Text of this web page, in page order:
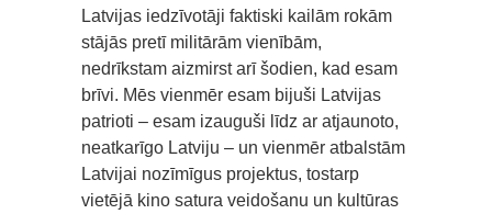
Latvijas iedzīvotāji faktiski kailām rokām
stājās pretī militārām vienībām,
nedrīkstam aizmirst arī šodien, kad esam
brīvi. Mēs vienmēr esam bijuši Latvijas
patrioti – esam izauguši līdz ar atjaunoto,
neatkarīgo Latviju – un vienmēr atbalstām
Latvijai nozīmīgus projektus, tostarp
vietējā kino satura veidošanu un kultūras